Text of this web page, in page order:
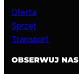
Oferta
Sprzęt
Transport
OBSERWUJ NAS